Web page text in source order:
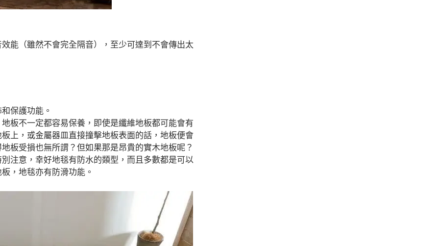
能（雖然不會完全隔音），至少可達到不會傳出太
保護功能。
板不一定都容易保養，即使是纖維地板都可能會有
上，或金屬器皿直接撞擊地板表面的話，地板便會
板受損也無所謂？但如果那是昂貴的實木地板呢？
注意，幸好地毯有防水的類型，而且多數都是可以
，地毯亦有防滑功能。